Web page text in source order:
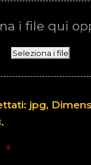
i file qui
Seleziona i file
jpg,
*